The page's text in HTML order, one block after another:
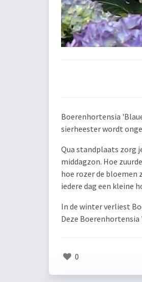
Boerenhortensia
sierheester wordt
Qua standplaats zorg
middagzon. Hoe
hoe rozer de bloemen
iedere dag een kleine
In de winter verliest
Deze
0